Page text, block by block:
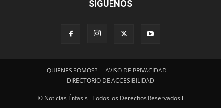
SÍGUENOS
QUIENES SOMOS?
AVISO DE PRIVACIDAD
DIRECTORIO DE ACCESIBILIDAD
© Noticias Énfasis l Todos los Derechos Reservados l